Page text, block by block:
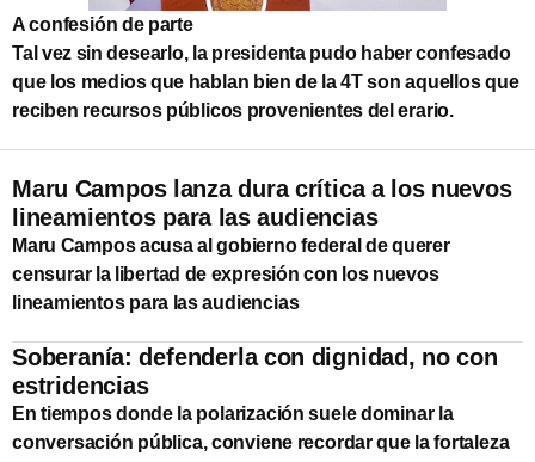
A confesión de parte
Tal vez sin desearlo, la presidenta pudo haber confesado
que los medios que hablan bien de la 4T son aquellos que
reciben recursos públicos provenientes del erario.
Maru Campos lanza dura crítica a los nuevos
lineamientos para las audiencias
Maru Campos acusa al gobierno federal de querer
censurar la libertad de expresión con los nuevos
lineamientos para las audiencias
Soberanía: defenderla con dignidad, no con
estridencias
En tiempos donde la polarización suele dominar la
conversación pública, conviene recordar que la fortaleza